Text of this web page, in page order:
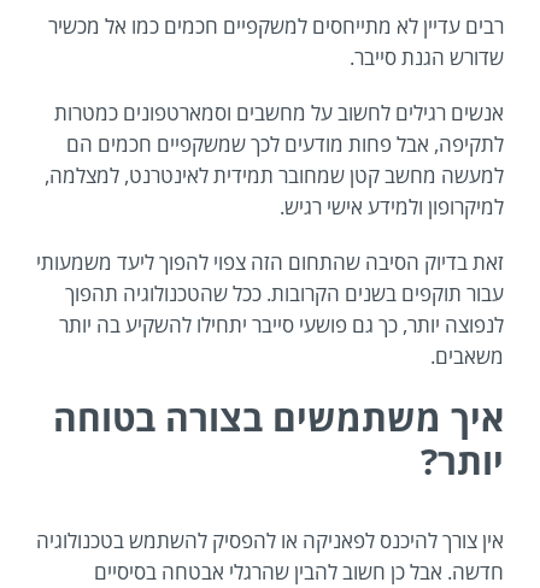
רבים עדיין לא מתייחסים למשקפיים חכמים כמו אל מכשיר
שדורש הגנת סייבר.
אנשים רגילים לחשוב על מחשבים וסמארטפונים כמטרות
לתקיפה, אבל פחות מודעים לכך שמשקפיים חכמים הם
למעשה מחשב קטן שמחובר תמידית לאינטרנט, למצלמה,
למיקרופון ולמידע אישי רגיש.
זאת בדיוק הסיבה שהתחום הזה צפוי להפוך ליעד משמעותי
עבור תוקפים בשנים הקרובות. ככל שהטכנולוגיה תהפוך
לנפוצה יותר, כך גם פושעי סייבר יתחילו להשקיע בה יותר
משאבים.
איך משתמשים בצורה בטוחה
יותר?
אין צורך להיכנס לפאניקה או להפסיק להשתמש בטכנולוגיה
חדשה. אבל כן חשוב להבין שהרגלי אבטחה בסיסיים